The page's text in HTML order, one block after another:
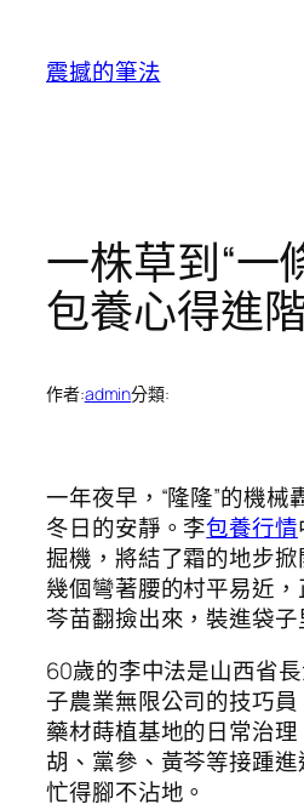
震撼的筆法
一株草到“一
包養心得進
作者:admin分類:
一年夜早，“隆隆”的機械
冬日的安靜。李包養行情
掘機，將結了霜的地步
幾個彎著腰的村平易近
芩苗翻撿出來，裝進袋子
60歲的李中法是山西省
子農業無限公司的技巧
藥材蒔植基地的日常治
胡、黨參、黃芩等接踵
忙得腳不沾地。